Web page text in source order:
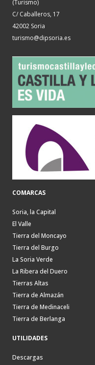
(Turismo)
C/ Caballeros, 17
42002 Soria
turismo@dipsoria.es
COMARCAS
Soria, la Capital
El Valle
Tierra del Moncayo
Tierra del Burgo
La Soria Verde
La Ribera del Duero
Tierras Altas
Tierra de Almazán
Tierra de Medinaceli
Tierra de Berlanga
UTILIDADES
Descargas